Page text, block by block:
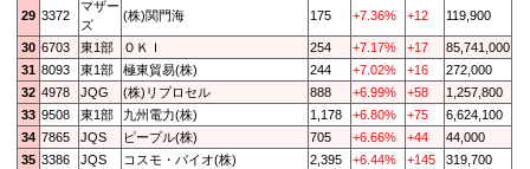
29 3372
マザー
ズ
(株)関門海 175 +7.36% +12 119,900
30 6703 東1部 ＯＫＩ 254 +7.17% +17
85,741,000
31 8093 東1部 極東貿易(株) 244 +7.02% +16
272,000
32 4978 JQG (株)リプロセル 888 +6.99% +58
1,257,800
33 9508 東1部 九州電力(株) 1,178 +6.80% +75
6,624,100
34 7865 JQS ピープル(株) 705 +6.66% +44
44,000
35 3386 JQS コスモ・バイオ(株) 2,395 +6.44% +145
319,700